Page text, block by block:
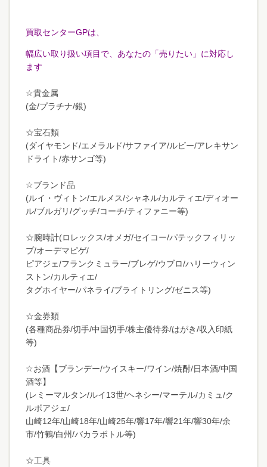
買取センターGPは、
幅広い取り扱い項目で、あなたの「売りたい」に対応し
ます
☆貴金属
(金/プラチナ/銀)
☆宝石類
(ダイヤモンド/エメラルド/サファイア/ルビー/アレキサン
ドライト/赤サンゴ等)
☆ブランド品
(ルイ・ヴィトン/エルメス/シャネル/カルティエ/ディオー
ル/ブルガリ/グッチ/コーチ/ティファニー等)
☆腕時計(ロレックス/オメガ/セイコー/パテックフィリッ
プ/オーデマピゲ/
ピアジェ/フランクミュラー/ブレゲ/ウブロ/ハリーウィン
ストン/カルティエ/
タグホイヤー/パネライ/ブライトリング/ゼニス等)
☆金券類
(各種商品券/切手/中国切手/株主優待券/はがき/収入印紙
等)
☆お酒【ブランデー/ウイスキー/ワイン/焼酎/日本酒/中国
酒等】
(レミーマルタン/ルイ13世/ヘネシー/マーテル/カミュ/ク
ルボアジェ/
山崎12年/山崎18年/山崎25年/響17年/響21年/響30年/余
市/竹鶴/白州/バカラボトル等)
☆工具